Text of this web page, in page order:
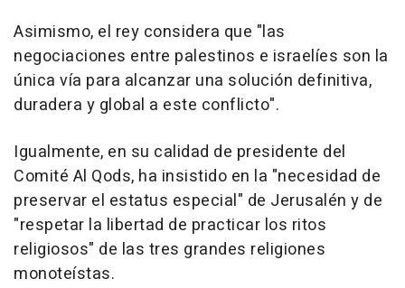
Asimismo, el rey considera que "las
negociaciones entre palestinos e israelíes son la
única vía para alcanzar una solución definitiva,
duradera y global a este conflicto".
Igualmente, en su calidad de presidente del
Comité Al Qods, ha insistido en la "necesidad de
preservar el estatus especial" de Jerusalén y de
"respetar la libertad de practicar los ritos
religiosos" de las tres grandes religiones
monoteístas.